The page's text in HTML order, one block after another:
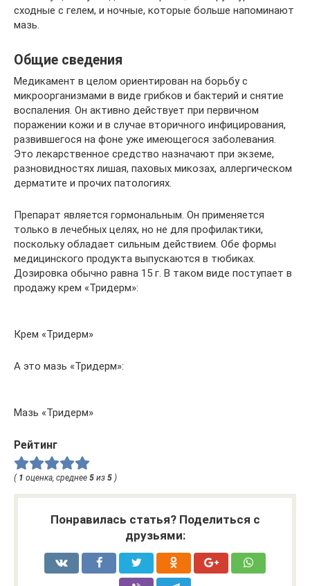
сходные с гелем, и ночные, которые больше напоминают
мазь.
Общие сведения
Медикамент в целом ориентирован на борьбу с
микроорганизмами в виде грибков и бактерий и снятие
воспаления. Он активно действует при первичном
поражении кожи и в случае вторичного инфицирования,
развившегося на фоне уже имеющегося заболевания.
Это лекарственное средство назначают при экземе,
разновидностях лишая, паховых микозах, аллергическом
дерматите и прочих патологиях.
Препарат является гормональным. Он применяется
только в лечебных целях, но не для профилактики,
поскольку обладает сильным действием. Обе формы
медицинского продукта выпускаются в тюбиках.
Дозировка обычно равна 15 г. В таком виде поступает в
продажу крем «Тридерм»:
Крем «Тридерм»
А это мазь «Тридерм»:
Мазь «Тридерм»
Рейтинг
( 1 оценка, среднее 5 из 5 )
Понравилась статья? Поделиться с
друзьями: